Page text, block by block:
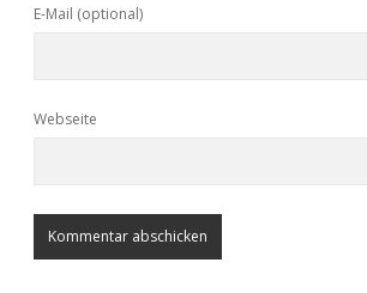
E-Mail (optional)
Webseite